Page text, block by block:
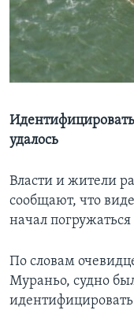
Learning English
СОЦИАЛЬНЫЕ СЕТИ
Языки
удалось
Власти и жители
сообщают, что
начал
По словам
Мураньо, судно